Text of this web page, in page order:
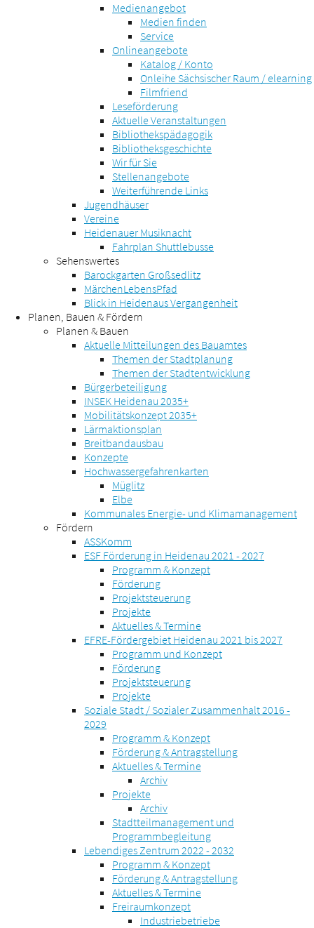
Medienangebot
Medien finden
Service
Onlineangebote
Katalog / Konto
Onleihe Sächsischer Raum / elearning
Filmfriend
Leseförderung
Aktuelle Veranstaltungen
Bibliothekspädagogik
Bibliotheksgeschichte
Wir für Sie
Stellenangebote
Weiterführende Links
Jugendhäuser
Vereine
Heidenauer Musiknacht
Fahrplan Shuttlebusse
Sehenswertes
Barockgarten Großsedlitz
MärchenLebensPfad
Blick in Heidenaus Vergangenheit
Planen, Bauen & Fördern
Planen & Bauen
Aktuelle Mitteilungen des Bauamtes
Themen der Stadtplanung
Themen der Stadtentwicklung
Bürgerbeteiligung
INSEK Heidenau 2035+
Mobilitätskonzept 2035+
Lärmaktionsplan
Breitbandausbau
Konzepte
Hochwassergefahrenkarten
Müglitz
Elbe
Kommunales Energie- und Klimamanagement
Fördern
ASSKomm
ESF Förderung in Heidenau 2021 - 2027
Programm & Konzept
Förderung
Projektsteuerung
Projekte
Aktuelles & Termine
EFRE-Fördergebiet Heidenau 2021 bis 2027
Programm und Konzept
Förderung
Projektsteuerung
Projekte
Soziale Stadt / Sozialer Zusammenhalt 2016 -
2029
Programm & Konzept
Förderung & Antragstellung
Aktuelles & Termine
Archiv
Projekte
Archiv
Stadtteilmanagement und
Programmbegleitung
Lebendiges Zentrum 2022 - 2032
Programm & Konzept
Förderung & Antragstellung
Aktuelles & Termine
Freiraumkonzept
Industriebetriebe